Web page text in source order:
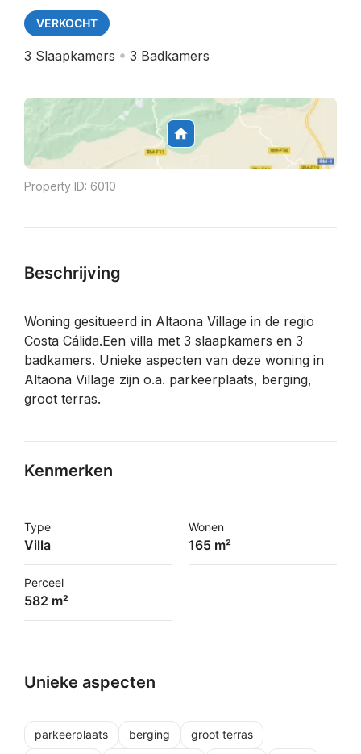
VERKOCHT
3 Slaapkamers 3 Badkamers
Property ID: 6010
Beschrijving
Woning gesitueerd in Altaona Village in de regio
Costa Cálida.Een villa met 3 slaapkamers en 3
badkamers. Unieke aspecten van deze woning in
Altaona Village zijn o.a. parkeerplaats, berging,
groot terras.
Kenmerken
Type
Villa
Wonen
165 m²
Perceel
582 m²
Unieke aspecten
parkeerplaats berging
groot terras